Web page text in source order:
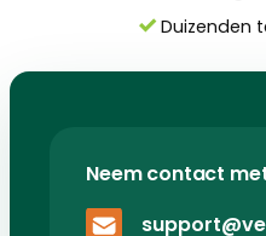
Duizenden
Neem contact